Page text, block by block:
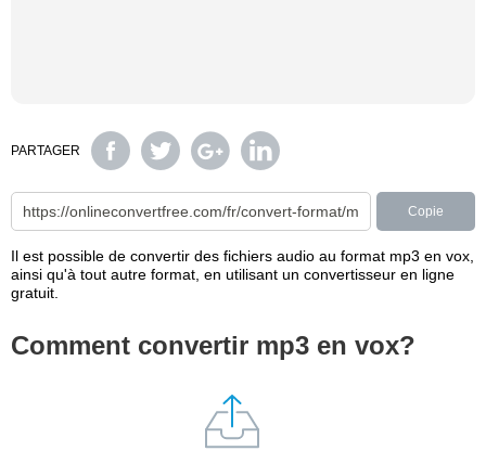
PARTAGER
Copie
Il est possible de convertir des fichiers audio au format mp3 en vox,
ainsi qu'à tout autre format, en utilisant un convertisseur en ligne
gratuit.
Comment convertir mp3 en vox?